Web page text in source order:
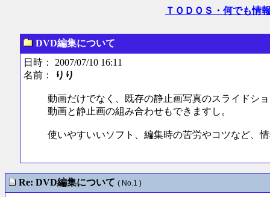
ＴＯＤＯＳ・何でも情
DVD編集について
日時： 2007/07/10 16:11
名前：
りり
動画だけでなく、既存の静止画写真のスライドシ
動画と静止画の組み合わせもできますし。
使いやすいいソフト、編集時の苦労やコツなど、
Re: DVD編集について ( No.1 )